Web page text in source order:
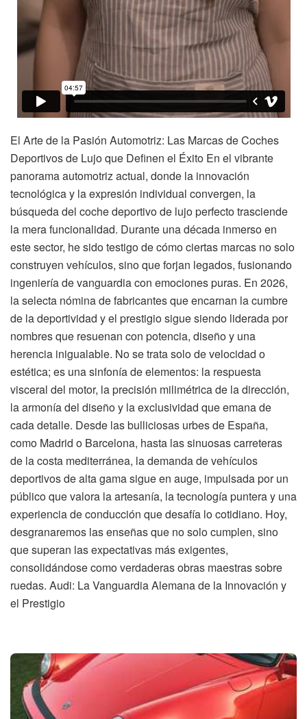
El Arte de la Pasión Automotriz: Las Marcas de Coches
Deportivos de Lujo que Definen el Éxito En el vibrante
panorama automotriz actual, donde la innovación
tecnológica y la expresión individual convergen, la
búsqueda del coche deportivo de lujo perfecto trasciende
la mera funcionalidad. Durante una década inmerso en
este sector, he sido testigo de cómo ciertas marcas no solo
construyen vehículos, sino que forjan legados, fusionando
ingeniería de vanguardia con emociones puras. En 2026,
la selecta nómina de fabricantes que encarnan la cumbre
de la deportividad y el prestigio sigue siendo liderada por
nombres que resuenan con potencia, diseño y una
herencia inigualable. No se trata solo de velocidad o
estética; es una sinfonía de elementos: la respuesta
visceral del motor, la precisión milimétrica de la dirección,
la armonía del diseño y la exclusividad que emana de
cada detalle. Desde las bulliciosas urbes de España,
como Madrid o Barcelona, hasta las sinuosas carreteras
de la costa mediterránea, la demanda de vehículos
deportivos de alta gama sigue en auge, impulsada por un
público que valora la artesanía, la tecnología puntera y una
experiencia de conducción que desafía lo cotidiano. Hoy,
desgranaremos las enseñas que no solo cumplen, sino
que superan las expectativas más exigentes,
consolidándose como verdaderas obras maestras sobre
ruedas. Audi: La Vanguardia Alemana de la Innovación y
el Prestigio